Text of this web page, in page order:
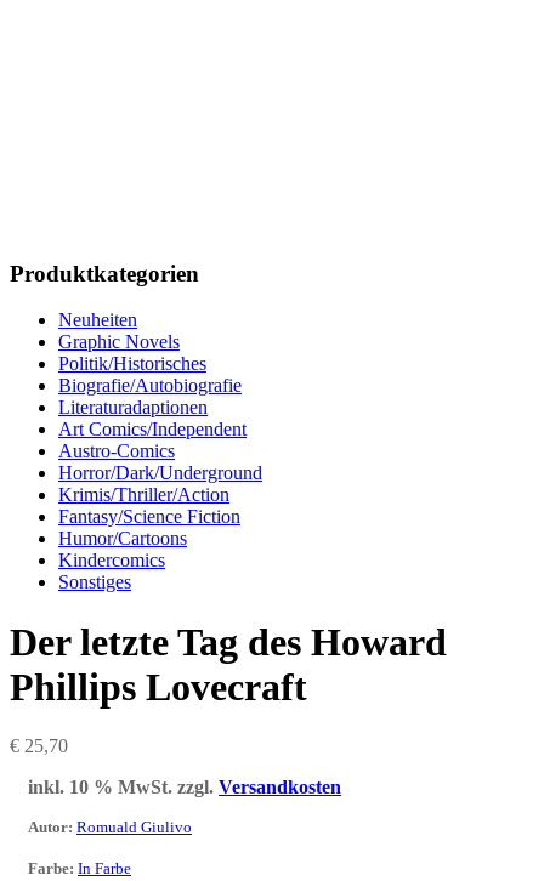
Produktkategorien
Neuheiten
Graphic Novels
Politik/Historisches
Biografie/Autobiografie
Literaturadaptionen
Art Comics/Independent
Austro-Comics
Horror/Dark/Underground
Krimis/Thriller/Action
Fantasy/Science Fiction
Humor/Cartoons
Kindercomics
Sonstiges
Der letzte Tag des Howard
Phillips Lovecraft
€ 25,70
inkl. 10 % MwSt. zzgl. Versandkosten
Autor: Romuald Giulivo
Farbe: In Farbe